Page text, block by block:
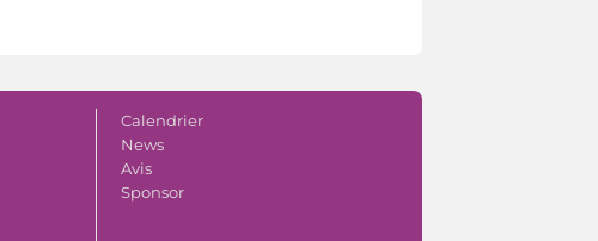
Calendrier
News
Avis
Sponsor